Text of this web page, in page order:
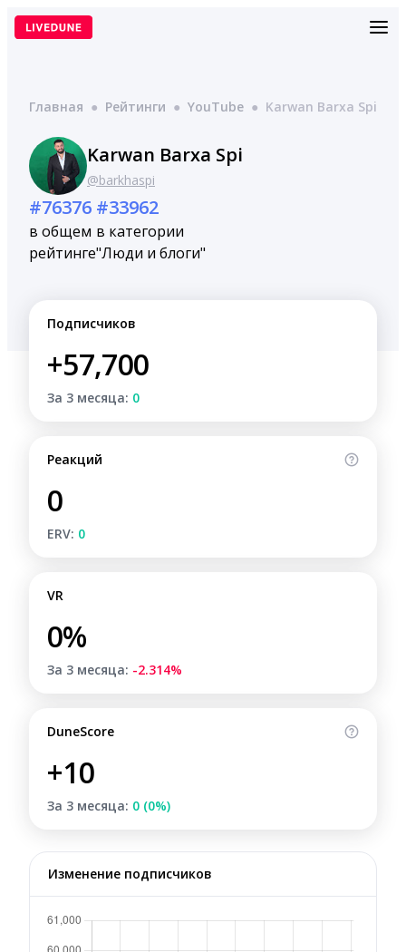
Перейти
Главная ● Рейтинги ● YouTube ● Karwan Barxa Spi
Karwan Barxa Spi
@barkhaspi
#76376
в общем
рейтинге
#33962
в категории
"Люди и блоги"
Подписчиков
+57,700
За 3 месяца: 0
Реакций
0
ERV: 0
VR
0%
За 3 месяца: -2.314%
DuneScore
+10
За 3 месяца: 0 (0%)
Изменение подписчиков